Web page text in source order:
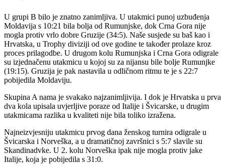
U grupi B bilo je znatno zanimljiva. U utakmici punoj uzbuđenja
Moldavija s 10:21 bila bolja od Rumunjske, dok Crna Gora nije
mogla protiv vrlo dobre Gruzije (34:5). Naše susjede su baš kao i
Hrvatska, u Trophy diviziji od ove godine te također prolaze kroz
proces prilagodbe. U drugom kolu Rumunjska i Crna Gora odigrale
su izjednačenu utakmicu u kojoj su za nijansu bile bolje Rumunjke
(19:15). Gruzija je pak nastavila u odličnom ritmu te je s 22:7
pobijedila Moldaviju.
Skupina A nama je svakako najzanimljivija. I dok je Hrvatska u prva
dva kola upisala uvjerljive poraze od Italije i Švicarske, u drugim
utakmicama razlika u kvaliteti nije bila toliko izražena.
Najneizvjesniju utakmicu prvog dana ženskog turnira odigrale u
Švicarska i Norveška, a u dramatičnoj završnici s 5:7 slavile su
Skandinadvke. U 2. kolu Norveška ipak nije mogla protiv jake
Italije, koja je pobijedila s 31:0.